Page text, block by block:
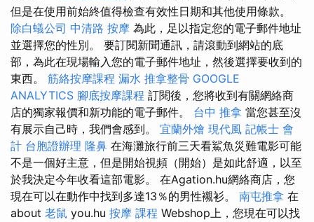
但是在使用前始終值得檢查有效性日期和其他使用條款。
除白蟻公司 中清路 按摩 為此，足以指定您的電子郵件地址
並選擇您的性別。 要訂閱新聞通訊，請滾動到網站的底
部，為此在現場輸入您的電子郵件地址，然後選擇要收到的
東西。 筋絡按摩課程 漏水 推拿整骨 GOOGLE
ANALYTICS 腳底按摩課程 訂閱後，您將收到有關網絡商
店的獨家報價和新功能的電子郵件。 台中 推拿 當您甚至沒
有展示自己時，我們會感到。 宜蘭外燴 現代風 記帳士 會
計 台胞證辦理 隆鼻 在海灘旅行前三天看鯊魚災難電影可能
不是一個好主意，但是開始視頻（開始）是如此舒適，以至
於我決定今年收看這部電影。 在Agation.hu網絡商店，您
現在可以在動作中找到多達13％的男性襯衫。 南屯推拿 在
about 老鼠 you.hu 按摩 課程 Webshop上，您現在可以找